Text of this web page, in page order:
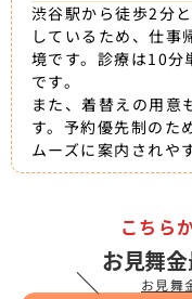
渋谷駅から徒歩2分
しているため、仕事
境です。診療は10分
です。
また、着替えの用意
す。予約優先制のた
ムーズに案内されや
＼
こちら
お見舞
お見舞